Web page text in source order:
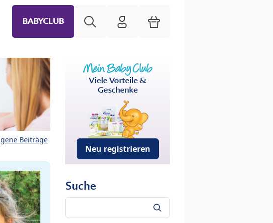
BABYCLUB HiPP Mein Babyclub
Warenkorb
Beiträge
Viele Vorteile &
Geschenke
Neu registrieren
Suche